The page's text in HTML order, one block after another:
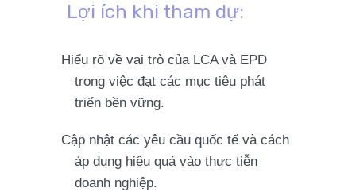
Lợi ích khi tham dự:
Hiểu rõ về vai trò của LCA và EPD
trong việc đạt các mục tiêu phát
triển bền vững.
Cập nhật các yêu cầu quốc tế và cách
áp dụng hiệu quả vào thực tiễn
doanh nghiệp.